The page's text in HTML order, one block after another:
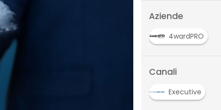
Aziende
4wardPRO
Canali
Executive